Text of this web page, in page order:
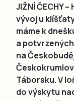
JIŽNÍ ČECHY
vývoj u
máme k
a
na
Táborsku. V
do výskytu